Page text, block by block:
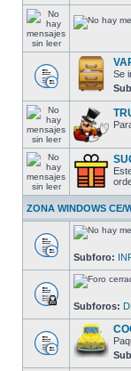
Se
ZONA WINDOWS CE/
Subforo:
Subforos: